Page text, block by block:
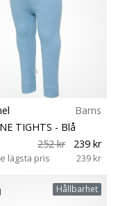
Barns
TIGHTS - Blå
252 kr
239 kr
lägsta pris 239 kr
Hållbarhet